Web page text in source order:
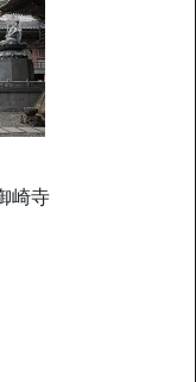
崎寺